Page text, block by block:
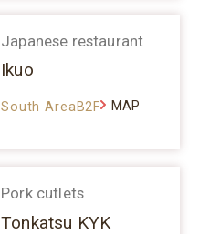
Japanese restaurant
Ikuo
South AreaB2F MAP
Pork cutlets
Tonkatsu KYK